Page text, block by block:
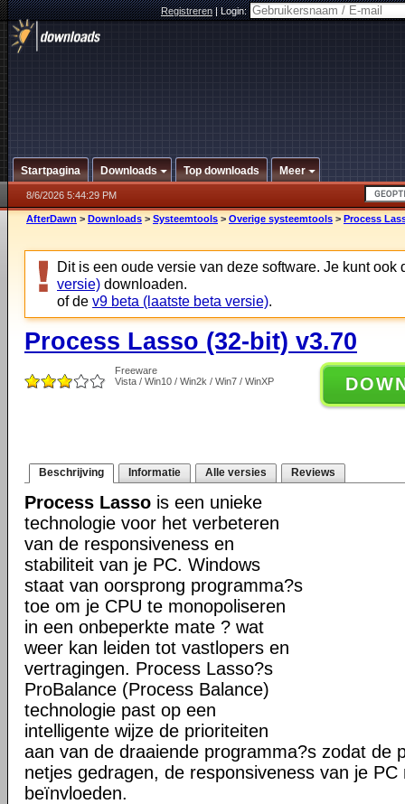
Registreren|Login:
Startpagina Downloads Top downloads Meer
8/6/2026 5:44:29 PM
AfterDawn > Downloads > Systeemtools > Overige systeemtools > Process
Dit is een oude versie van deze software. Je kunt ook
versie) downloaden.
of de v9 beta (laatste beta versie).
Process Lasso (32-bit) v3.70
Freeware
Vista / Win10 / Win2k / Win7 / WinXP
Beschrijving Informatie Alle versies Reviews
Process Lasso is een unieke
technologie voor het verbeteren
van de responsiveness en
stabiliteit van je PC. Windows
staat van oorsprong programma?s
toe om je CPU te monopoliseren
in een onbeperkte mate ? wat
weer kan leiden tot vastlopers en
vertragingen. Process Lasso?s
ProBalance (Process Balance)
technologie past op een
intelligente wijze de prioriteiten
aan van de draaiende programma?s zodat de
netjes gedragen, de responsiveness van je PC
beïnvloeden.